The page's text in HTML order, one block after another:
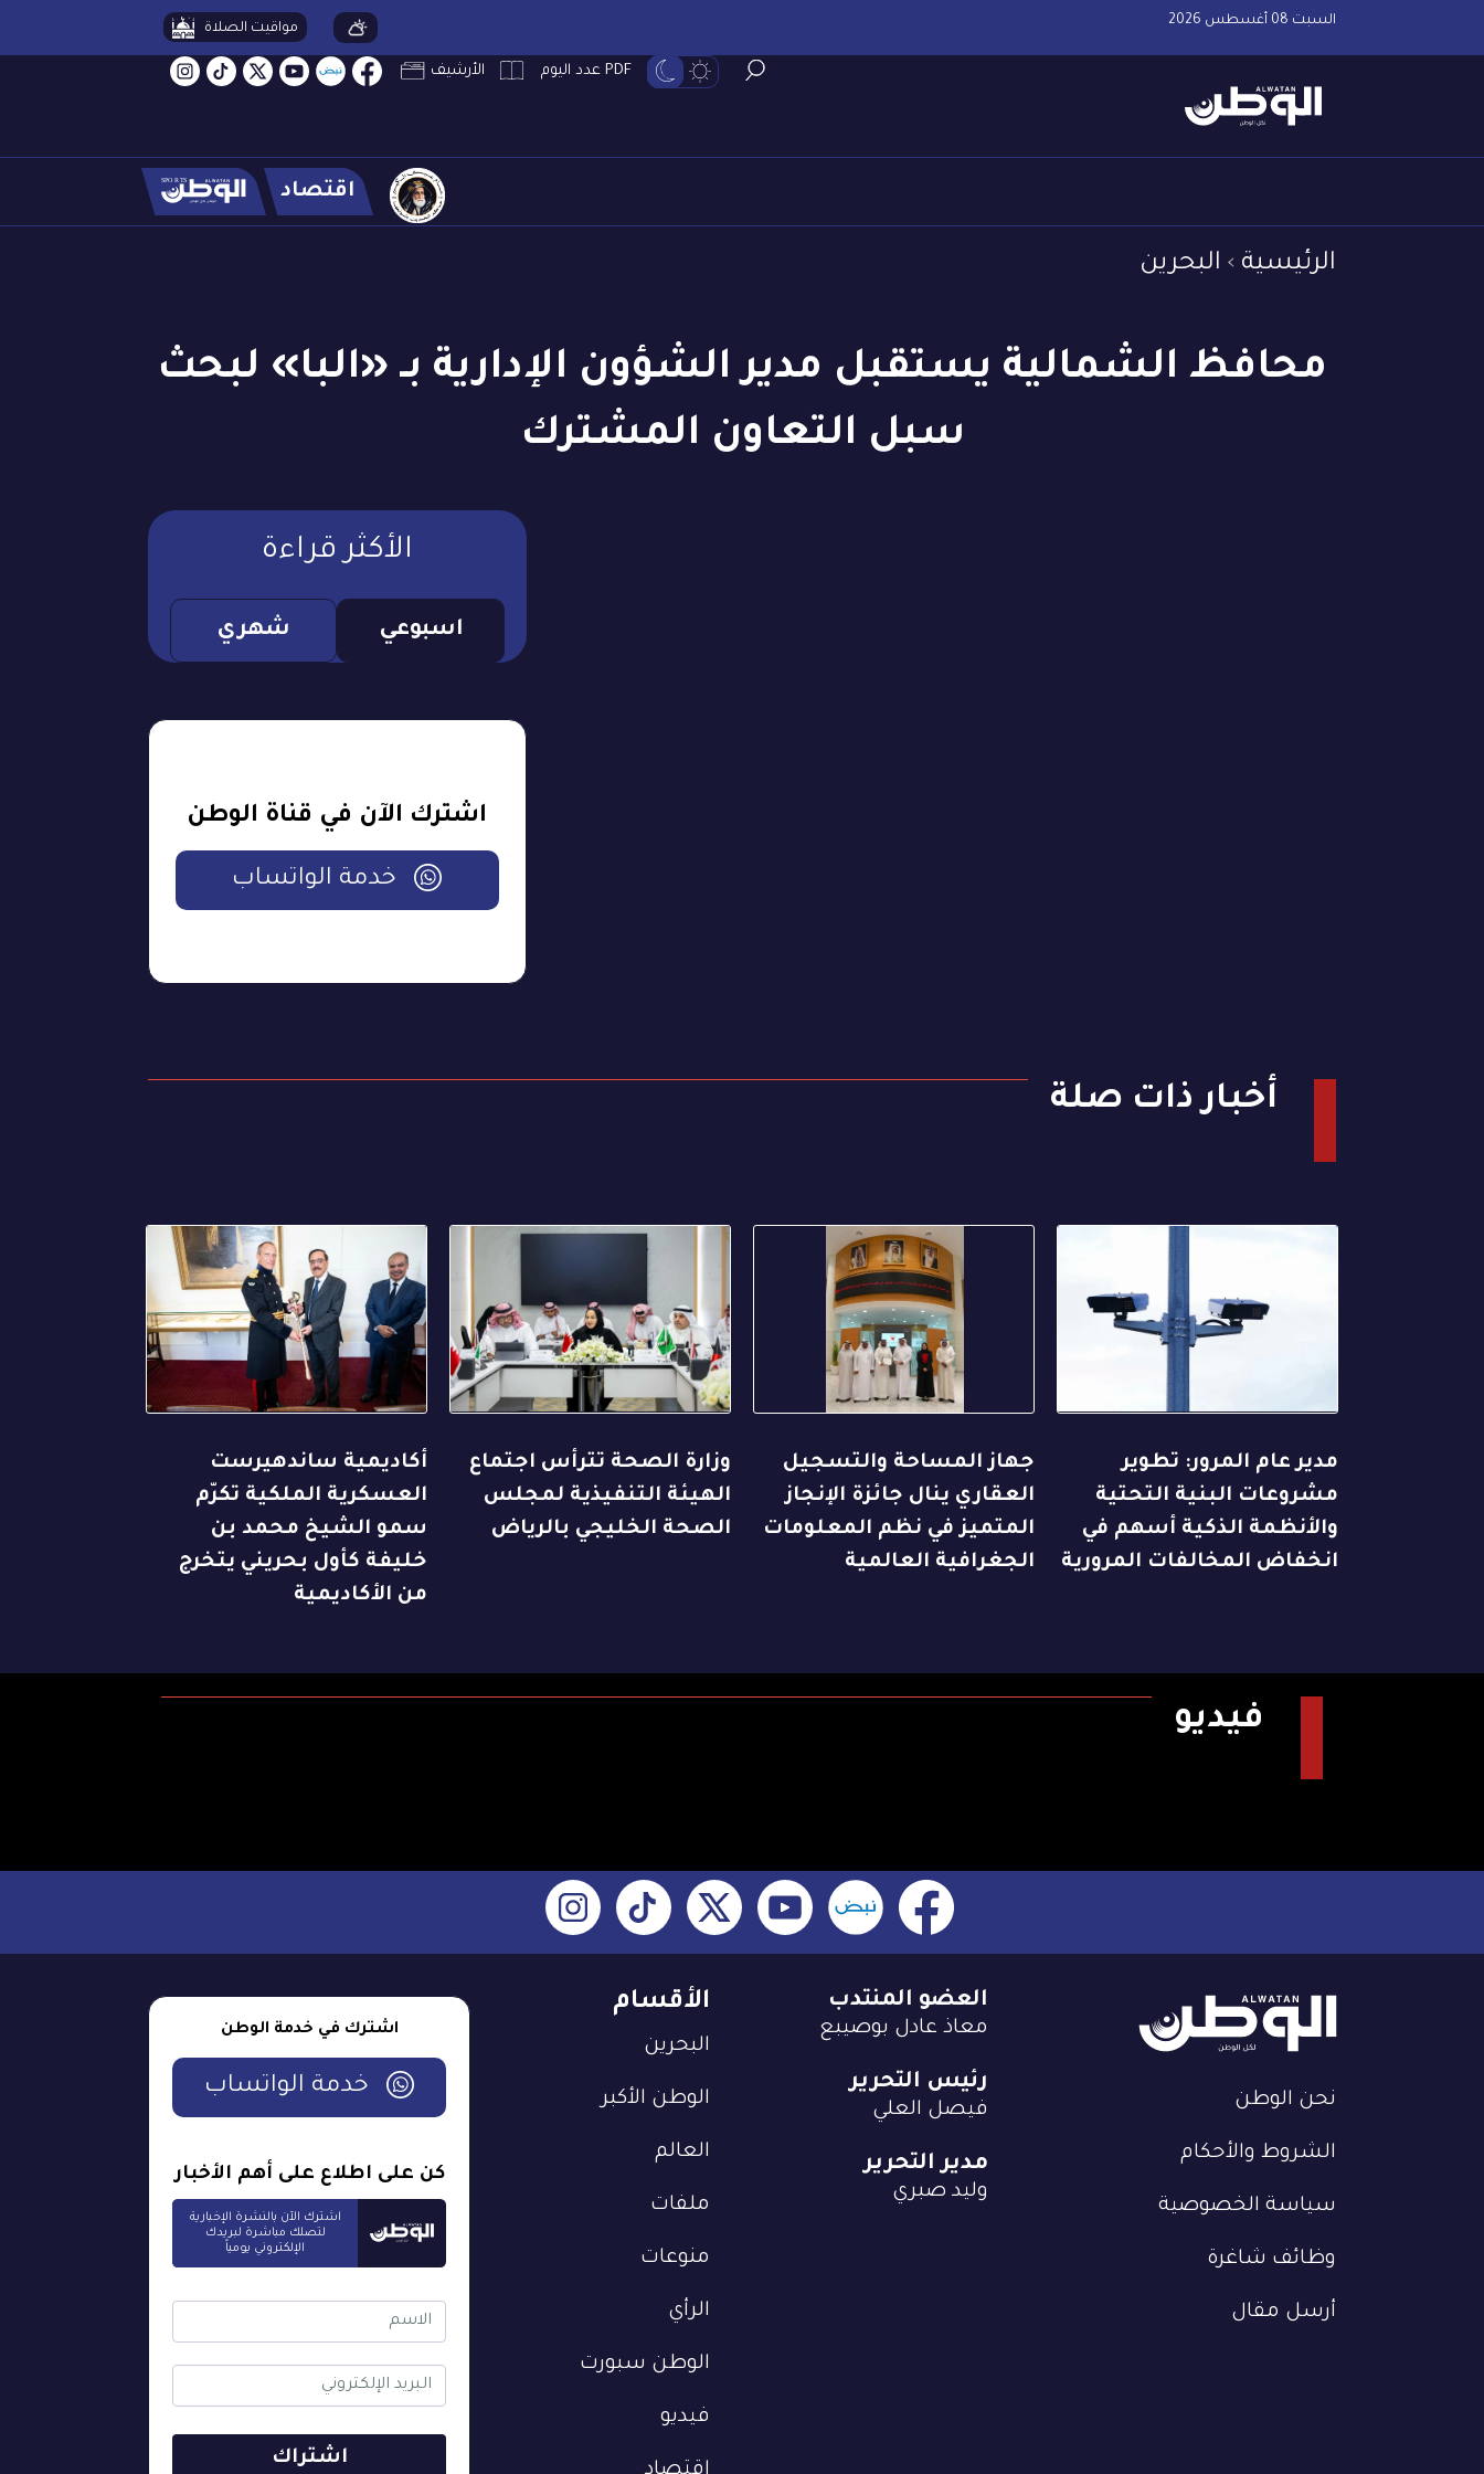
السبت 08 أغسطس 2026 مواقيت الصلاة
PDF عدد اليوم الأرشيف
اقتصاد
الرئيسية البحرين
محافظ الشمالية يستقبل مدير الشؤون الإدارية بـ «البا» لبحث
سبل التعاون المشترك
الأكثر قراءة
اسبوعي شهري
اشترك الآن في قناة الوطن
خدمة الواتساب
أخبار ذات صلة
مدير عام المرور: تطوير
مشروعات البنية التحتية
والأنظمة الذكية أسهم في
انخفاض المخالفات المرورية
جهاز المساحة والتسجيل
العقاري ينال جائزة الإنجاز
المتميز في نظم المعلومات
الجغرافية العالمية
وزارة الصحة تترأس اجتماع
الهيئة التنفيذية لمجلس
الصحة الخليجي بالرياض
أكاديمية ساندهيرست
العسكرية الملكية تكرّم
سمو الشيخ محمد بن
خليفة كأول بحريني يتخرج
من الأكاديمية
فيديو
نحن الوطن
الشروط والأحكام
سياسة الخصوصية
وظائف شاغرة
أرسل مقال
الأقسام
البحرين
الوطن الأكبر
العالم
ملفات
منوعات
الرأي
الوطن سبورت
فيديو
العضو المنتدب
معاذ عادل بوصيبع
رئيس التحرير
فيصل العلي
مدير التحرير
وليد صبري
اشترك في خدمة الوطن
خدمة الواتساب
كن على اطلاع على أهم الأخبار
اشترك الآن بالنشرة الإخبارية
لتصلك مباشرة لبريدك
الإلكتروني يومياً
اشتراك